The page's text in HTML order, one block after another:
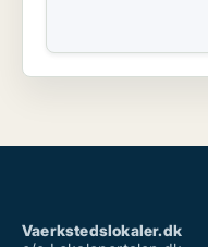
Vaerkstedslokaler.dk